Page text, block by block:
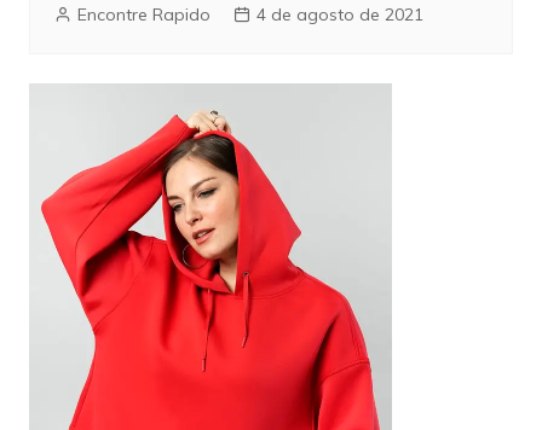
Encontre Rapido 4 de agosto de 2021